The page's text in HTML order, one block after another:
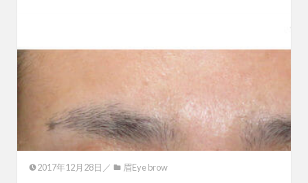
2017年12月28日／ 眉Eye brow